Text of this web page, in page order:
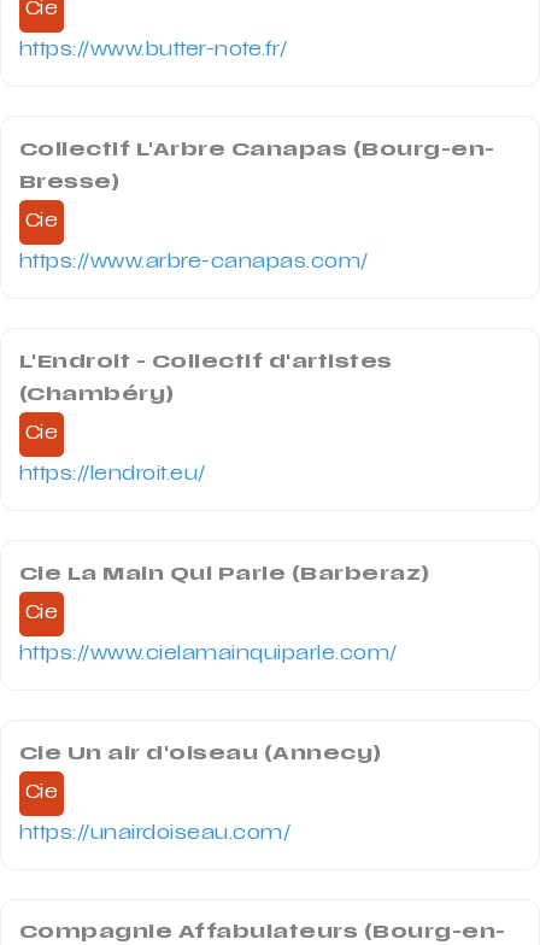
Cie
https://www.butter-note.fr/
Collectif L'Arbre Canapas (Bourg-en-
Bresse)
Cie
https://www.arbre-canapas.com/
L'Endroit - Collectif d'artistes
(Chambéry)
Cie
https://lendroit.eu/
Cie La Main Qui Parle (Barberaz)
Cie
https://www.cielamainquiparle.com/
Cie Un air d'oiseau (Annecy)
Cie
https://unairdoiseau.com/
Compagnie Affabulateurs (Bourg-en-